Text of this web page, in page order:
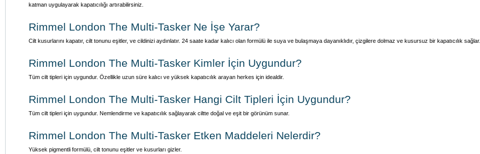
katman uygulayarak kapatıcılığı artırabilirsiniz.
Rimmel London The Multi-Tasker Ne İşe Yarar?
Cilt kusurlarını kapatır, cilt tonunu eşitler, ve cildinizi aydınlatır. 24 saate kadar kalıcı olan formülü ile suya ve bulaşmaya dayanıklıdır, çizgilere dolmaz ve kusursuz bir kapatıcılık sağlar.
Rimmel London The Multi-Tasker Kimler İçin Uygundur?
Tüm cilt tipleri için uygundur. Özellikle uzun süre kalıcı ve yüksek kapatıcılık arayan herkes için idealdir.
Rimmel London The Multi-Tasker Hangi Cilt Tipleri İçin Uygundur?
Tüm cilt tipleri için uygundur. Nemlendirme ve kapatıcılık sağlayarak ciltte doğal ve eşit bir görünüm sunar.
Rimmel London The Multi-Tasker Etken Maddeleri Nelerdir?
Yüksek pigmentli formülü, cilt tonunu eşitler ve kusurları gizler.